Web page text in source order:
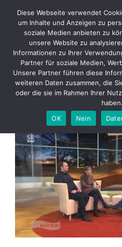
content
SR3 – Wir im
Zeige
grösseres
Bild
Diese Webseite verwendet
um Inhalte und Anzeigen zu
soziale Medien anbieten zu
unsere Website zu
Informationen zu Ihrer
Partner für soziale Medien,
Unsere Partner führen diese
weiteren Daten zusammen, die
oder die sie im Rahmen Ihrer
haben.
OK
Nein